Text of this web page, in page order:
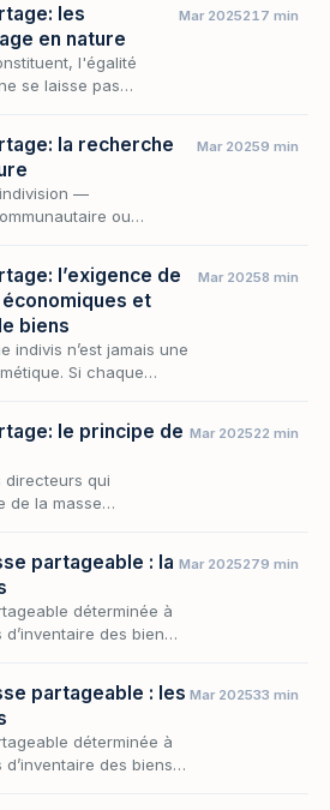
les
en nature
l'égalité
se laisse pas
Mar 2025217 min
la recherche
—
ou
Mar 20259 min
l’exigence de
et
biens
indivis n’est jamais une
Si chaque
Mar 20258 min
le principe de
directeurs qui
de la masse
Mar 202522 min
partageable : la
déterminée à
des biens,
Mar 2025279 min
partageable : les
déterminée à
des biens,
Mar 202533 min